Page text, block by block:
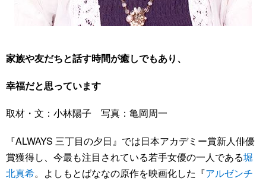
家族や友だちと話す時間が癒しでもあり、
幸福だと思っています
取材・文：小林陽子 写真：亀岡周一
『ALWAYS 三丁目の夕日』では日本アカデミー賞新人俳優
賞獲得し、今最も注目されている若手女優の一人である堀
北真希。よしもとばななの原作を映画化した『アルゼンチ